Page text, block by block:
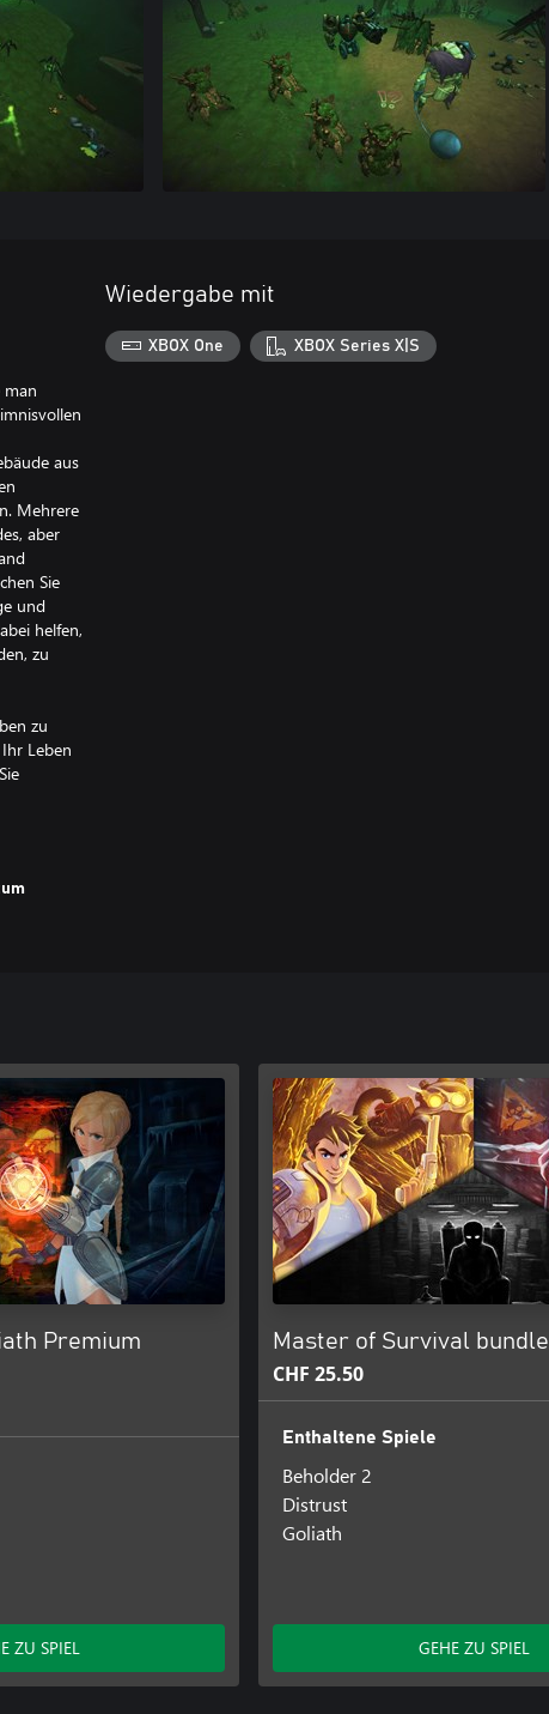
aus
Mehrere
aber
Sie
und
helfen,
zu
zu
Leben
den
Wiedergabe mit
XBOX One XBOX Series X|S
Premium
ZU SPIEL
Master of Survival bundle
CHF 25.50
Enthaltene Spiele
Beholder 2
Distrust
Goliath
GEHE ZU SPIEL